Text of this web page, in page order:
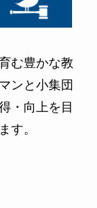
む豊かな教
ンと小集団
・向上を目
す。